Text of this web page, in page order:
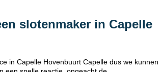
slotenmaker in Capelle
in Capelle Hovenbuurt Capelle dus we kunnen